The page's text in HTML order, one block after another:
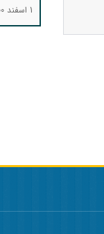
1 اسفند 1400